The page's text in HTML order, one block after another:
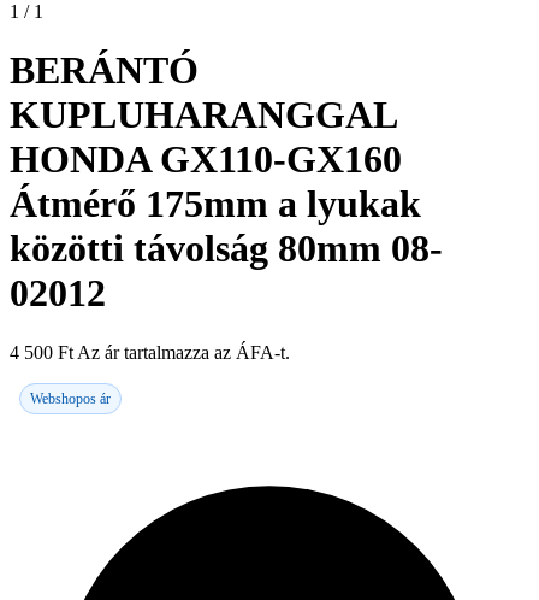
1 / 1
BERÁNTÓ
KUPLUHARANGGAL
HONDA GX110-GX160
Átmérő 175mm a lyukak
közötti távolság 80mm 08-
02012
4 500 Ft Az ár tartalmazza az ÁFA-t.
Webshopos ár